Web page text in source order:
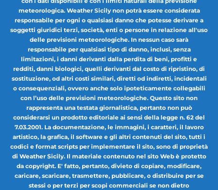
meteorologica. Weather Sicily non potrà essere considerata
responsabile per ogni o qualsiasi danno che potesse derivare a
soggetti giuridici terzi, società, enti o persone in relazione all'uso
delle previsioni meteorologiche. In nessun caso sarà
responsabile per qualsiasi tipo di danno, inclusi, senza
limitazioni, i danni derivanti dalla perdita di beni, profitti e
redditi, danni biologici, quelli derivanti dal costo di ripristino, di
sostituzione, od altri costi similari, diretti od indiretti, incidentali
o consequenziali, ovvero anche solo ipoteticamente collegabili
con l’uso delle previsioni meteorologiche. Questo sito non
rappresenta una testata giornalistica, pertanto non può
considerarsi un prodotto editoriale ai sensi della legge n. 62 del
7.03.2001. La documentazione, le immagini, i caratteri, il lavoro
artistico, la grafica, il software e gli altri contenuti del sito, tutti i
codici e format scripts per implementare il sito, sono di proprietà
di Weather Sicily. Il materiale contenuto nel sito Web è protetto
da copyright. E' fatto, pertanto, divieto di copiare, modificare,
caricare, scaricare, trasmettere, pubblicare, o distribuire per se
stessi o per terzi per scopi commerciali se non dietro